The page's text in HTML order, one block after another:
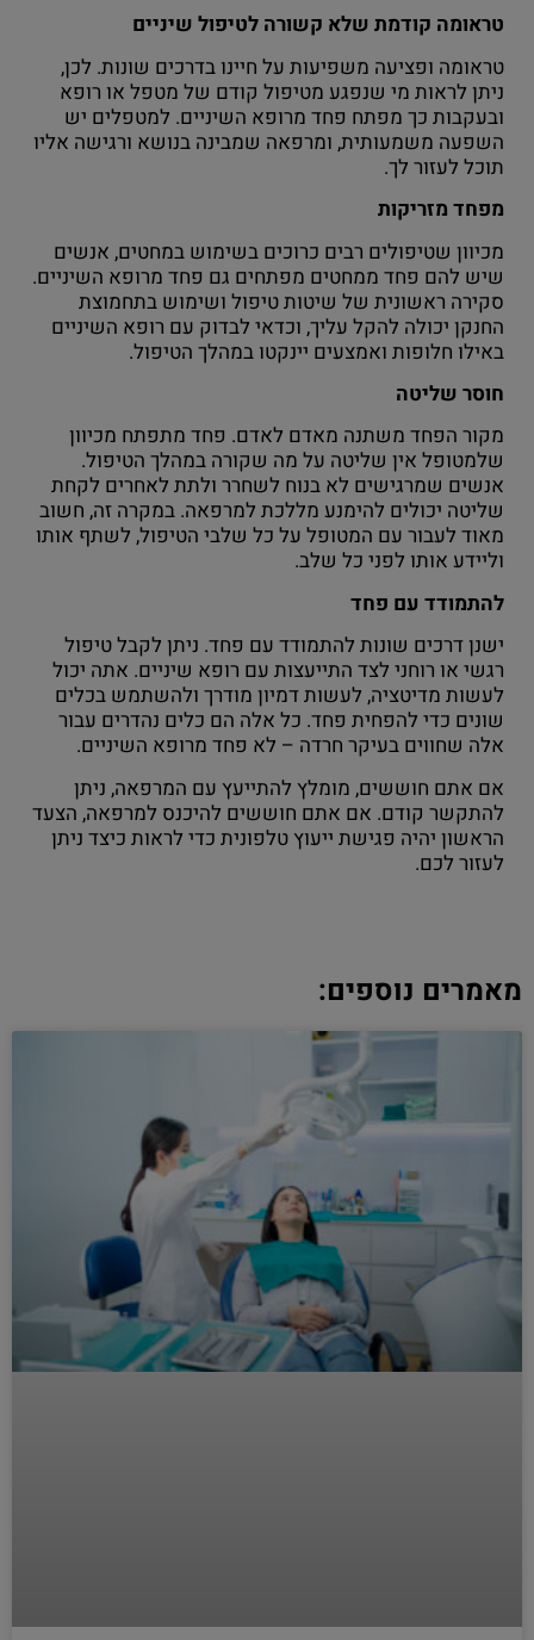
טראומה קודמת שלא קשורה לטיפול שיניים
טראומה ופציעה משפיעות על חיינו בדרכים שונות. לכן,
ניתן לראות מי שנפגע מטיפול קודם של מטפל או רופא
ובעקבות כך מפתח פחד מרופא השיניים. למטפלים יש
השפעה משמעותית, ומרפאה שמבינה בנושא ורגישה אליו
תוכל לעזור לך.
מפחד מזריקות
מכיוון שטיפולים רבים כרוכים בשימוש במחטים, אנשים
שיש להם פחד ממחטים מפתחים גם פחד מרופא השיניים.
סקירה ראשונית של שיטות טיפול ושימוש בתחמוצת
החנקן יכולה להקל עליך, וכדאי לבדוק עם רופא השיניים
באילו חלופות ואמצעים יינקטו במהלך הטיפול.
חוסר שליטה
מקור הפחד משתנה מאדם לאדם. פחד מתפתח מכיוון
שלמטופל אין שליטה על מה שקורה במהלך הטיפול.
אנשים שמרגישים לא בנוח לשחרר ולתת לאחרים לקחת
שליטה יכולים להימנע מללכת למרפאה. במקרה זה, חשוב
מאוד לעבור עם המטופל על כל שלבי הטיפול, לשתף אותו
וליידע אותו לפני כל שלב.
להתמודד עם פחד
ישנן דרכים שונות להתמודד עם פחד. ניתן לקבל טיפול
רגשי או רוחני לצד התייעצות עם רופא שיניים. אתה יכול
לעשות מדיטציה, לעשות דמיון מודרך ולהשתמש בכלים
שונים כדי להפחית פחד. כל אלה הם כלים נהדרים עבור
אלה שחווים בעיקר חרדה – לא פחד מרופא השיניים.
אם אתם חוששים, מומלץ להתייעץ עם המרפאה, ניתן
להתקשר קודם. אם אתם חוששים להיכנס למרפאה, הצעד
הראשון יהיה פגישת ייעוץ טלפונית כדי לראות כיצד ניתן
לעזור לכם.
מאמרים נוספים: